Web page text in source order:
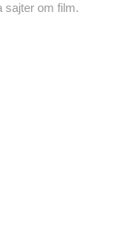
sajter om film.